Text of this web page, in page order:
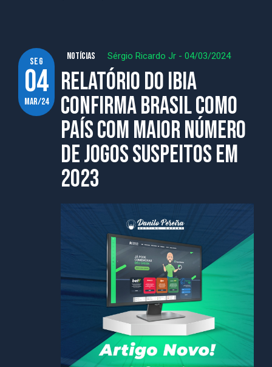
seg
04
mar/24
NOTÍCIAS Sérgio Ricardo Jr - 04/03/2024
Relatório do IBIA
confirma Brasil como
país com maior número
de jogos suspeitos em
2023